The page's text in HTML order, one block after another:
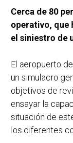
Cerca de 80
operativo, que
el siniestro de
El aeropuerto
un simulacro
objetivos de
ensayar la
situación de
los diferentes